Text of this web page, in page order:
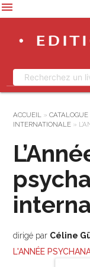
menu
ACCUEIL » CATALOGUE
INTERNATIONALE»
dirigé par Céline
L'ANNÉE